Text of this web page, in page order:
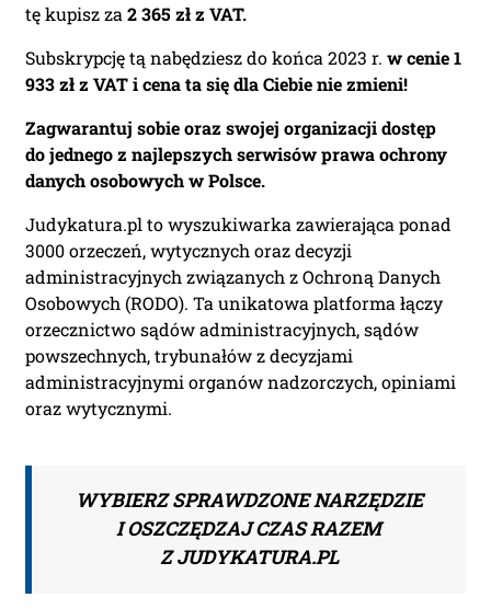
tę kupisz za 2 365 zł z VAT.
Subskrypcję tą nabędziesz do końca 2023 r. w cenie 1
933 zł z VATi cena ta się dla Ciebie nie zmieni!
Zagwarantuj sobie oraz swojej organizacji dostęp
do jednego z najlepszych serwisów prawa ochrony
danych osobowych w Polsce.
Judykatura.pl to wyszukiwarka zawierająca ponad
3000 orzeczeń, wytycznych oraz decyzji
administracyjnych związanych z Ochroną Danych
Osobowych (RODO). Ta unikatowa platforma łączy
orzecznictwo sądów administracyjnych, sądów
powszechnych, trybunałów z decyzjami
administracyjnymi organów nadzorczych, opiniami
oraz wytycznymi.
WYBIERZ SPRAWDZONE NARZĘDZIE
I OSZCZĘDZAJ CZAS RAZEM
Z JUDYKATURA.PL